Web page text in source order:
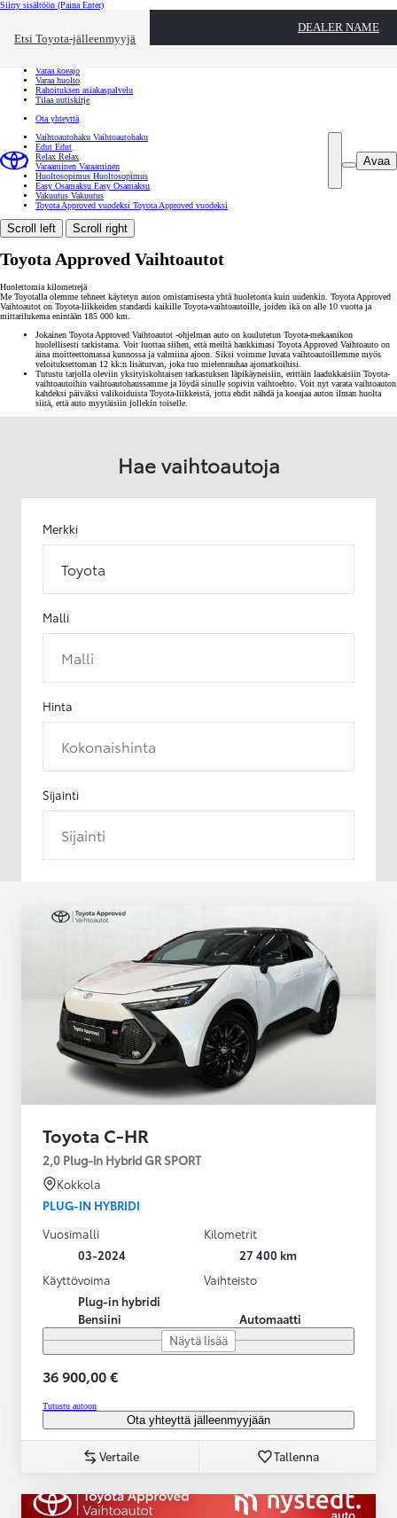
Siirry sisältöön (Paina Enter)
Etsi Toyota-jälleenmyyjä
DEALER NAME
Toyota palvelee Sulje
Varaa koeajo
Varaa huolto
Rahoituksen asiakaspalvelu
Tilaa uutiskirje
Ota yhteyttä
Avaa
Vaihtoautohaku Vaihtoautohaku
Edut Edut
Relax Relax
Varaaminen Varaaminen
Huoltosopimus Huoltosopimus
Easy Osamaksu Easy Osamaksu
Vakuutus Vakuutus
Toyota Approved vuodeksi Toyota Approved vuodeksi
Scroll left Scroll right
Toyota Approved Vaihtoautot
Huolettomia kilometrejä
Me Toyotalla olemme tehneet käytetyn auton omistamisesta yhtä huoletonta kuin uudenkin. Toyota Approved
Vaihtoautot on Toyota-liikkeiden standardi kaikille Toyota-vaihtoautoille, joiden ikä on alle 10 vuotta ja
mittarilukema enintään 185 000 km.
Jokainen Toyota Approved Vaihtoautot -ohjelman auto on koulutetun Toyota-mekaanikon
huolellisesti tarkistama. Voit luottaa siihen, että meiltä hankkimasi Toyota Approved Vaihtoauto on
aina moitteettomassa kunnossa ja valmiina ajoon. Siksi voimme luvata vaihtoautoillemme myös
veloituksettoman 12 kk:n lisäturvan, joka tuo mielenrauhaa ajomatkoihisi.
Tutustu tarjolla oleviin yksityiskohtaisen tarkastuksen läpikäyneisiin, erittäin laadukkaisiin Toyota-
vaihtoautoihin vaihtoautohaussamme ja löydä sinulle sopivin vaihtoehto. Voit nyt varata vaihtoauton
kahdeksi päiväksi valikoiduista Toyota-liikkeistä, jotta ehdit nähdä ja koeajaa auton ilman huolta
siitä, että auto myytäisiin jollekin toiselle.
Hae vaihtoautoja
Merkki
Toyota
Malli
Malli
Hinta
Kokonaishinta
Sijainti
Sijainti
Toyota C-HR
2,0 Plug-in Hybrid GR SPORT
Kokkola
PLUG-IN HYBRIDI
Vuosimalli
03-2024
Kilometrit
27 400 km
Käyttövoima
Plug-in hybridi
Bensiini
Vaihteisto
Automaatti
Näytä lisää
36 900,00 €
Tutustu autoon
Ota yhteyttä jälleenmyyjään
Vertaile Tallenna